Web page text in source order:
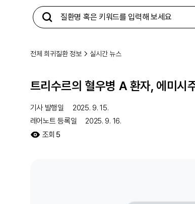
전체 희귀질환 정보 실시간 뉴스
트리수르의 혈우병 A 환자, 에미시
기사 발행일
2025. 9. 15.
레어노트 등록일
2025. 9. 16.
조회 5